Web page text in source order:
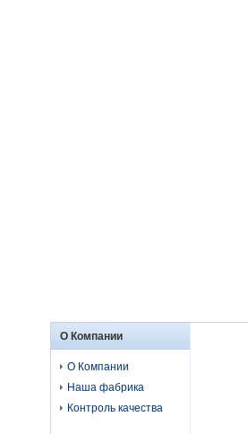
О Компании
О Компании
Наша фабрика
Контроль качества